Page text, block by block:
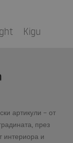
Kigu
артикули – от
през
интериора и